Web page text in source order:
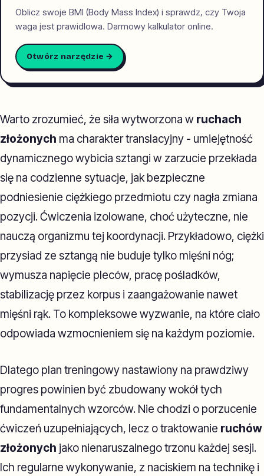
Oblicz swoje BMI (Body Mass Index) i sprawdz, czy Twoja
waga jest prawidlowa. Darmowy kalkulator online.
Otwórz narzędzie →
Warto zrozumieć, że siła wytworzona w ruchach
złożonych ma charakter translacyjny - umiejętność
dynamicznego wybicia sztangi w zarzucie przekłada
się na codzienne sytuacje, jak bezpieczne
podniesienie ciężkiego przedmiotu czy nagła zmiana
pozycji. Ćwiczenia izolowane, choć użyteczne, nie
nauczą organizmu tej koordynacji. Przykładowo, ciężki
przysiad ze sztangą nie buduje tylko mięśni nóg;
wymusza napięcie pleców, pracę pośladków,
stabilizację przez korpus i zaangażowanie nawet
mięśni rąk. To kompleksowe wyzwanie, na które ciało
odpowiada wzmocnieniem się na każdym poziomie.
Dlatego plan treningowy nastawiony na prawdziwy
progres powinien być zbudowany wokół tych
fundamentalnych wzorców. Nie chodzi o porzucenie
ćwiczeń uzupełniających, lecz o traktowanie ruchów
złożonych jako nienaruszalnego trzonu każdej sesji.
Ich regularne wykonywanie, z naciskiem na technikę i